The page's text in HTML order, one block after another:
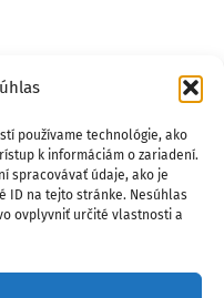
používame technológie, ako
k informáciám o zariadení.
spracovávať údaje, ako je
ID na tejto stránke. Nesúhlas
ovplyvniť určité vlastnosti a